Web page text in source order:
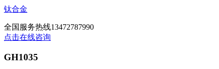
钛合金
全国服务热线13472787990
点击在线咨询
GH1035